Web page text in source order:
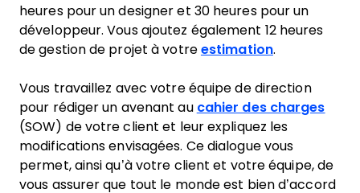
heures pour un designer et 30 heures pour un
développeur. Vous ajoutez également 12 heures
de gestion de projet à votre estimation.
Vous travaillez avec votre équipe de direction
pour rédiger un avenant au cahier des charges
(SOW) de votre client et leur expliquez les
modifications envisagées. Ce dialogue vous
permet, ainsi qu’à votre client et votre équipe, de
vous assurer que tout le monde est bien d’accord